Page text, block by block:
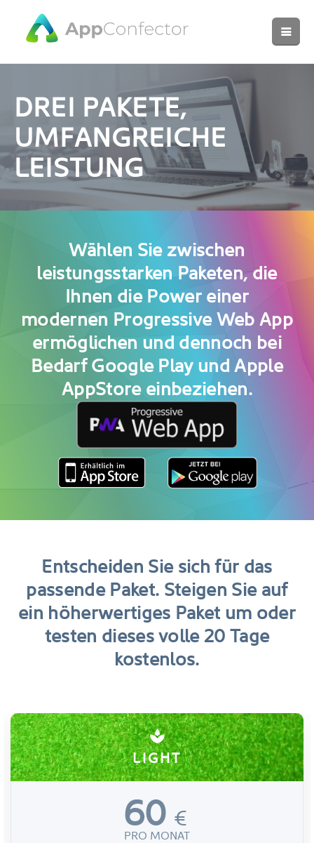
DREI PAKETE,
UMFANGREICHE
LEISTUNG
Wählen Sie zwischen
leistungsstarken Paketen, die
Ihnen die Power einer
modernen Progressive Web App
ermöglichen und dennoch bei
Bedarf Google Play und Apple
AppStore einbeziehen.
Entscheiden Sie sich für das
passende Paket. Steigen Sie auf
ein höherwertiges Paket um oder
testen dieses volle 20 Tage
kostenlos.
spa
LIGHT
60 €
PRO MONAT